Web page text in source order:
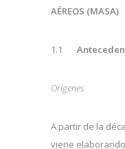
AÉREOS (MASA)
1.1
Orígenes
A partir de la
viene